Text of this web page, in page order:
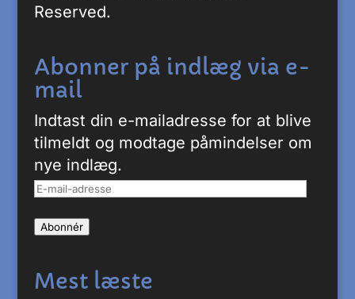
Reserved.
Abonner på indlæg via e-
mail
Indtast din e-mailadresse for at blive
tilmeldt og modtage påmindelser om
nye indlæg.
E-
adresse
Abonnér
Mest læste